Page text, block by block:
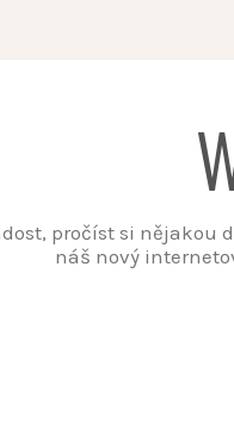
pročíst si
náš nový